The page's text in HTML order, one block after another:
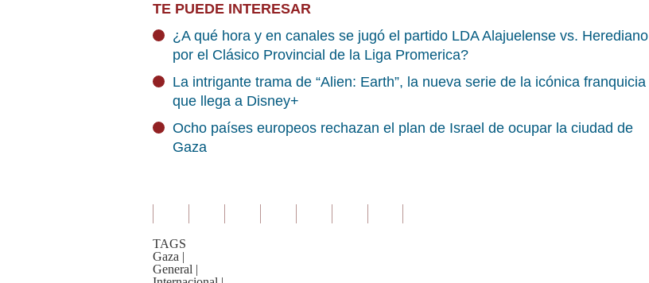
TE PUEDE INTERESAR
¿A qué hora y en canales se jugó el partido LDA Alajuelense vs. Herediano
por el Clásico Provincial de la Liga Promerica?
La intrigante trama de “Alien: Earth”, la nueva serie de la icónica franquicia
que llega a Disney+
Ocho países europeos rechazan el plan de Israel de ocupar la ciudad de
Gaza
TAGS
Gaza |
General |